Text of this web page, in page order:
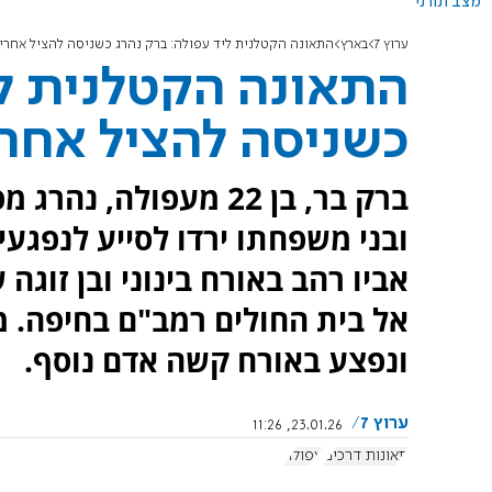
ערוץ 7 בארץ התאונה הקטלנית ליד עפולה: ברק נהרג כשניסה להציל
התאונה הקטלנית
כשניסה להציל
ברק בר, בן 22
ובני משפחתו ירדו לסייע
אביו רהב באורח בינוני ובן
אל בית החולים רמב"ם
ונפצע באורח קשה אדם נוסף.
ערוץ 7
23.01.26, 11:26
תאונות דרכים
עפולה